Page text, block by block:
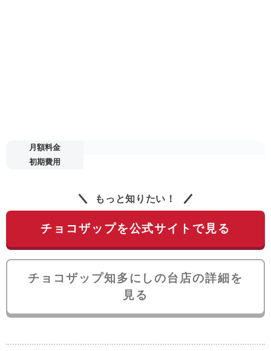
月額料金
初期費用
もっと知りたい！
チョコザップを公式サイトで見る
チョコザップ知多にしの台店の詳細を
見る